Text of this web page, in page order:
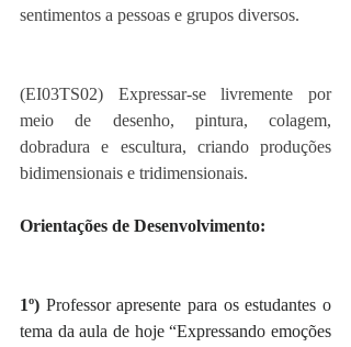
sentimentos a pessoas e grupos diversos.
(EI03TS02) Expressar-se livremente por
meio de desenho, pintura, colagem,
dobradura e escultura, criando produções
bidimensionais e tridimensionais.
Orientações de Desenvolvimento:
1º) Professor apresente para os estudantes o
tema da aula de hoje “Expressando emoções